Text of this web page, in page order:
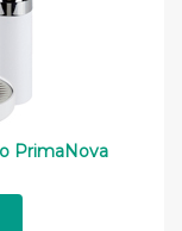
PrimaNova